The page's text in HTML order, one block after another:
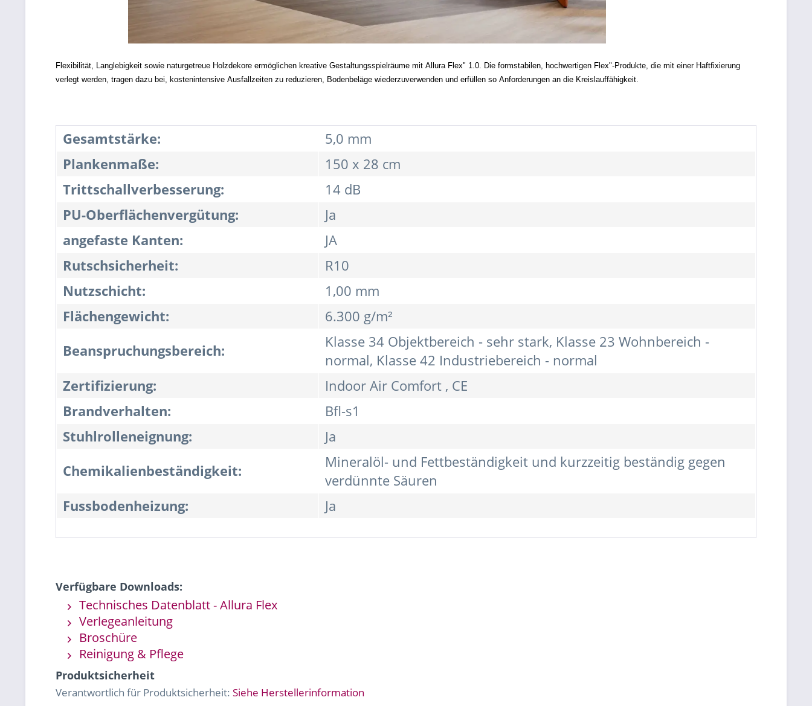
Flexibilität, Langlebigkeit sowie naturgetreue Holzdekore ermöglichen kreative Gestaltungsspielräume mit Allura Flex" 1.0. Die formstabilen, hochwertigen Flex"-Produkte, die mit einer Haftfixierung
verlegt werden, tragen dazu bei, kostenintensive Ausfallzeiten zu reduzieren, Bodenbeläge wiederzuverwenden und erfüllen so Anforderungen an die Kreislauffähigkeit.
Gesamtstärke:
5,0 mm
Plankenmaße:
150 x 28 cm
Trittschallverbesserung:
14 dB
PU-Oberflächenvergütung:
Ja
angefaste Kanten:
JA
Rutschsicherheit:
R10
Nutzschicht:
1,00 mm
Flächengewicht:
6.300 g/m²
Beanspruchungsbereich:
Klasse 34 Objektbereich - sehr stark, Klasse 23 Wohnbereich -
normal, Klasse 42 Industriebereich - normal
Zertifizierung:
Indoor Air Comfort , CE
Brandverhalten:
Bfl-s1
Stuhlrolleneignung:
Ja
Chemikalienbeständigkeit:
Mineralöl- und Fettbeständigkeit und kurzzeitig beständig gegen
verdünnte Säuren
Fussbodenheizung:
Ja
Verfügbare Downloads:
Technisches Datenblatt - Allura Flex
Verlegeanleitung
Broschüre
Reinigung & Pflege
Produktsicherheit
Verantwortlich für Produktsicherheit: Siehe Herstellerinformation